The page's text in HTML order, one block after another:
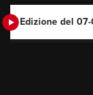
Edizione del